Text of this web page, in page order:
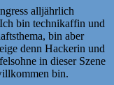
alljährlich
bin technikaffin und
bin aber
denn Hackerin und
in dieser Szene
bin.